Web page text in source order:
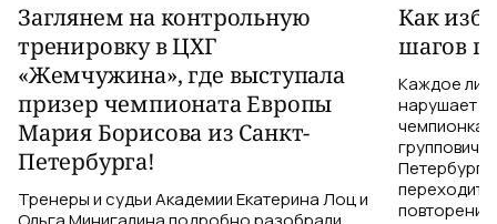
Заглянем на контрольную
тренировку в ЦХГ
«Жемчужина», где выступала
призер чемпионата Европы
Мария Борисова из Санкт-
Петербурга!
Тренеры и судьи Академии Екатерина Лоц и
Как
шагов
Каждое
нарушает
чемпионка
повторений